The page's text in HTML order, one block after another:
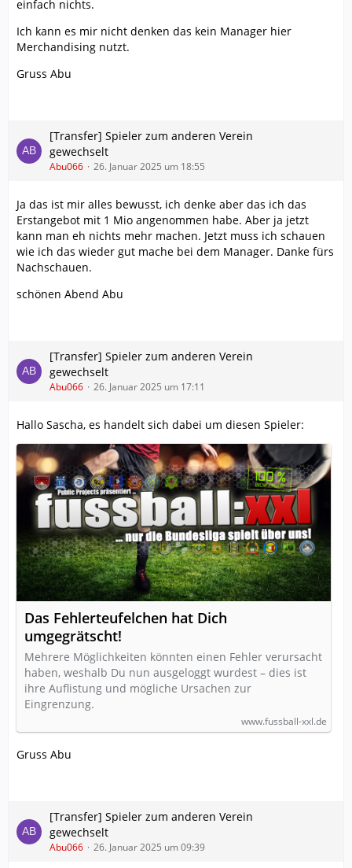
einfach nichts.
Ich kann es mir nicht denken das kein Manager hier
Merchandising nutzt.
Gruss Abu
[Transfer] Spieler zum anderen Verein
gewechselt
Abu066 26. Januar 2025 um 18:55
Ja das ist mir alles bewusst, ich denke aber das ich das
Erstangebot mit 1 Mio angenommen habe. Aber ja jetzt
kann man eh nichts mehr machen. Jetzt muss ich schauen
wie ich das wieder gut mache bei dem Manager. Danke fürs
Nachschauen.
schönen Abend Abu
[Transfer] Spieler zum anderen Verein
gewechselt
Abu066 26. Januar 2025 um 17:11
Hallo Sascha, es handelt sich dabei um diesen Spieler:
Das Fehlerteufelchen hat Dich
umgegrätscht!
Mehrere Möglichkeiten könnten einen Fehler verursacht
haben, weshalb Du nun ausgeloggt wurdest – dies ist
ihre Auflistung und mögliche Ursachen zur
Eingrenzung.
www.fussball-xxl.de
Gruss Abu
[Transfer] Spieler zum anderen Verein
gewechselt
Abu066 26. Januar 2025 um 09:39